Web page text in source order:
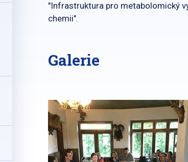
"Infrastruktura pro metabolomický
chemii".
Galerie